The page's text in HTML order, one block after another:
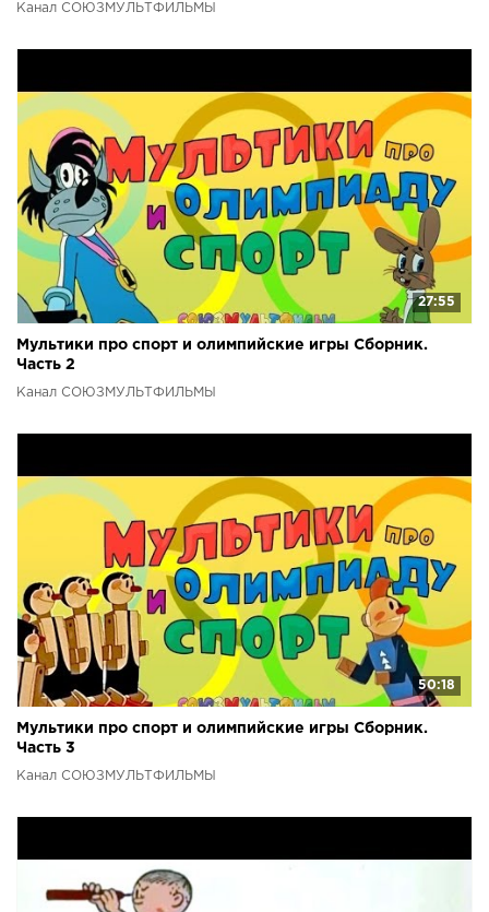
Канал СОЮЗМУЛЬТФИЛЬМЫ
27:55
Мультики про спорт и олимпийские игры Сборник.
Часть 2
Канал СОЮЗМУЛЬТФИЛЬМЫ
50:18
Мультики про спорт и олимпийские игры Сборник.
Часть 3
Канал СОЮЗМУЛЬТФИЛЬМЫ